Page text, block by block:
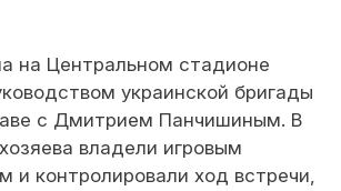
на Центральном стадионе
украинской бригады
с Дмитрием Панчишиным. В
владели игровым
и контролировали ход встречи,